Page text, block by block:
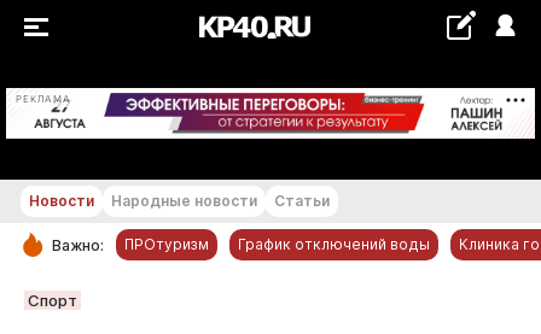
РЕКЛАМА +18...+19 °С
РУБРИКИ
Новости Народные новости Статьи
Важно: ПРОтуризм График отключений воды Клиника
Спорт